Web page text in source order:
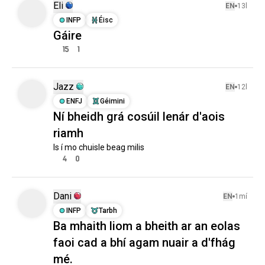
Eli EN 13l
INFP
Éisc
Gáire
15 1
Jazz EN 12l
ENFJ
Géimini
Ní bheidh grá cosúil lenár d'aois
riamh
Is í mo chuisle beag milis
4 0
Dani EN 1mí
INFP
Tarbh
Ba mhaith liom a bheith ar an eolas
faoi cad a bhí agam nuair a d'fhág
mé.